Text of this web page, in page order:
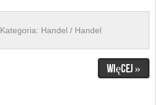
Kategoria: Handel / Handel
Więcej »